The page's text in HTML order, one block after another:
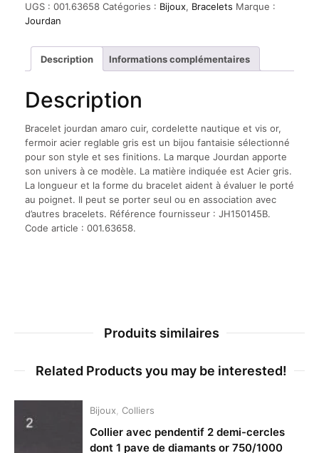
amaro
cuir,
nautique
et
or,
acier
reglable
gris
UGS : 001.63658 Catégories : Bijoux, Bracelets Marque :
Jourdan
Description Informations complémentaires
Description
Bracelet jourdan amaro cuir, cordelette nautique et vis or,
fermoir acier reglable gris est un bijou fantaisie sélectionné
pour son style et ses finitions. La marque Jourdan apporte
son univers à ce modèle. La matière indiquée est Acier gris.
La longueur et la forme du bracelet aident à évaluer le porté
au poignet. Il peut se porter seul ou en association avec
d’autres bracelets. Référence fournisseur : JH150145B.
Code article : 001.63658.
Produits similaires
Related Products you may be interested!
Bijoux Colliers
Collier avec pendentif 2 demi-cercles
dont 1 pave de diamants or 750/1000